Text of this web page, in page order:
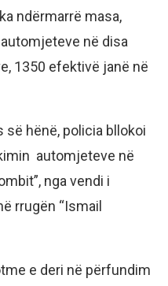
ndërmarrë masa,
në disa
1350 efektivë janë në
së hënë, policia bllokoi
automjeteve në
nga vendi i
rrugën “Ismail
e deri në përfundim